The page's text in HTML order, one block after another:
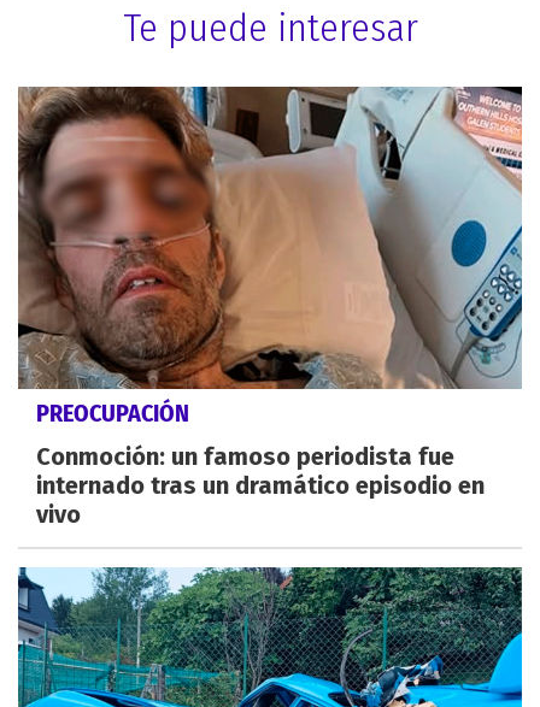
Te puede interesar
PREOCUPACIÓN
Conmoción: un famoso periodista fue
internado tras un dramático episodio en
vivo